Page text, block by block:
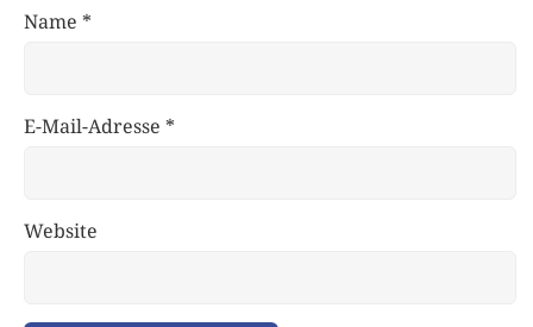
Name *
E-Mail-Adresse *
Website